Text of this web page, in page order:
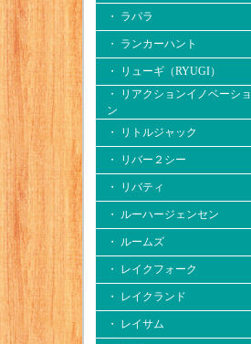
・ ラパラ
・ ランカーハント
・ リューギ（RYUGI）
・ リアクションイノベーショ
ン
・ リトルジャック
・ リバー２シー
・ リバティ
・ ルーハージェンセン
・ ルームズ
・ レイクフォーク
・ レイクランド
・ レイサム